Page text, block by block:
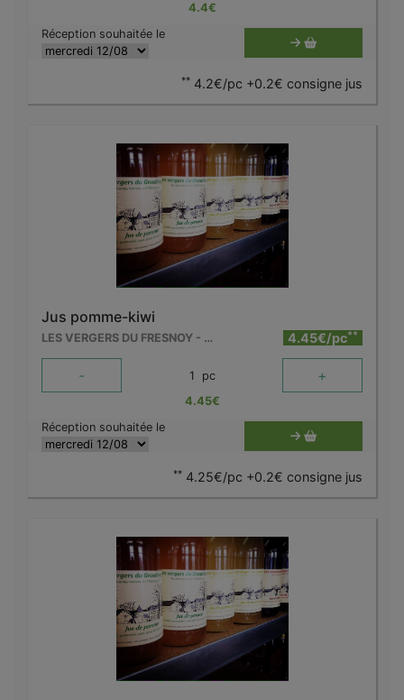
4.4€
Réception souhaitée le
** 4.2€/pc +0.2€ consigne jus
Jus pomme-kiwi
LES VERGERS DU FRESNOY - MOLENBAIX 4.45€/pc**
- 1 pc +
4.45€
Réception souhaitée le
** 4.25€/pc +0.2€ consigne jus